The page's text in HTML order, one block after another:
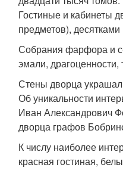
Гостиные и кабинеты
предметов),
Собрания фарфора и
эмали, драгоценности,
Стены дворца
Об уникальности
Иван Александрович
дворца графов
К числу наиболее
красная гостиная,